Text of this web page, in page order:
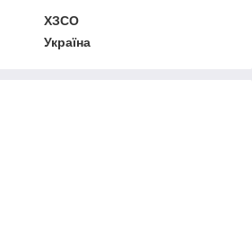
ХЗСО
Україна